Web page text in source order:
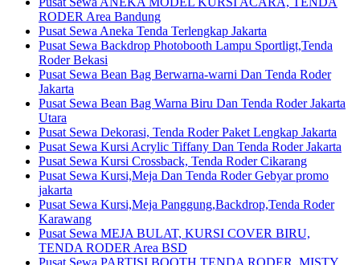
RODER Area Bandung
Pusat Sewa Aneka Tenda Terlengkap Jakarta
Pusat Sewa Backdrop Photobooth Lampu Sportligt,Tenda
Roder Bekasi
Pusat Sewa Bean Bag Berwarna-warni Dan Tenda Roder
Jakarta
Pusat Sewa Bean Bag Warna Biru Dan Tenda Roder Jakarta
Utara
Pusat Sewa Dekorasi, Tenda Roder Paket Lengkap Jakarta
Pusat Sewa Kursi Acrylic Tiffany Dan Tenda Roder Jakarta
Pusat Sewa Kursi Crossback, Tenda Roder Cikarang
Pusat Sewa Kursi,Meja Dan Tenda Roder Gebyar promo
jakarta
Pusat Sewa Kursi,Meja Panggung,Backdrop,Tenda Roder
Karawang
Pusat Sewa MEJA BULAT, KURSI COVER BIRU,
TENDA RODER Area BSD
Pusat Sewa PARTISI BOOTH,TENDA RODER ,MISTY